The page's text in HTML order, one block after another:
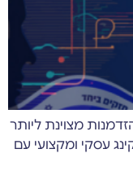
מצוינת ליותר
עסקי ומקצועי עם